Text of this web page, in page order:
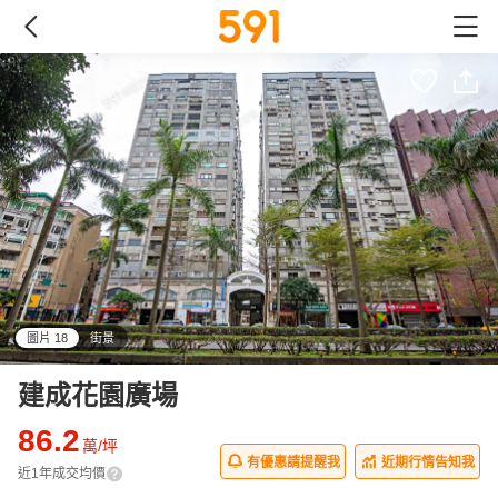
圖片 18 街景
建成花園廣場
86.2萬/坪
近1年成交均價
有優惠請提醒我 近期行情告知我